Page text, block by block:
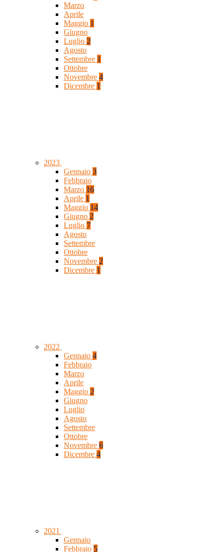
Marzo
Aprile
Maggio 1
Giugno
Luglio 2
Agosto
Settembre 1
Ottobre
Novembre 4
Dicembre 1
2023
Gennaio 3
Febbraio
Marzo 16
Aprile 1
Maggio 14
Giugno 2
Luglio 7
Agosto
Settembre
Ottobre
Novembre 2
Dicembre 1
2022
Gennaio 4
Febbraio
Marzo
Aprile
Maggio 2
Giugno
Luglio
Agosto
Settembre
Ottobre
Novembre 6
Dicembre 4
2021
Gennaio
Febbraio 5